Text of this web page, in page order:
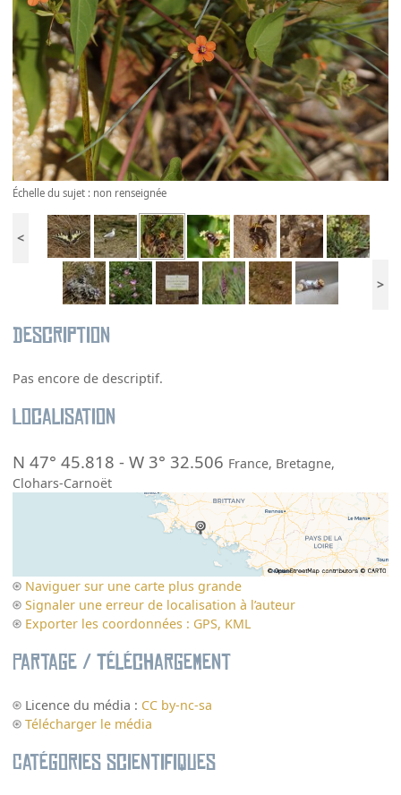
Échelle du sujet : non renseignée
<
>
Description
Pas encore de descriptif.
Localisation
N 47° 45.818 -W 3° 32.506 France, Bretagne,
Clohars-Carnoët
Naviguer sur une carte plus grande
Signaler une erreur de localisation à l’auteur
Exporter les coordonnées : GPS, KML
Partage / Téléchargement
Licence du média : CC by-nc-sa
Télécharger le média
Catégories scientifiques